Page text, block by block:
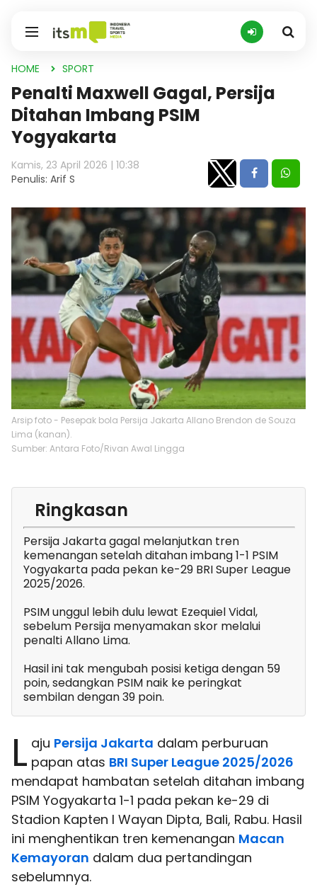
HOME SPORT
Penalti Maxwell Gagal, Persija
Ditahan Imbang PSIM
Yogyakarta
Kamis, 23 April 2026 | 10:38
Penulis: Arif S
Arsip foto - Pesepak bola Persija Jakarta Allano Brendon de Souza
Lima (kanan).
Sumber: Antara Foto/Rivan Awal Lingga
Ringkasan
Persija Jakarta gagal melanjutkan tren
kemenangan setelah ditahan imbang 1-1 PSIM
Yogyakarta pada pekan ke-29 BRI Super League
2025/2026.
PSIM unggul lebih dulu lewat Ezequiel Vidal,
sebelum Persija menyamakan skor melalui
penalti Allano Lima.
Hasil ini tak mengubah posisi ketiga dengan 59
poin, sedangkan PSIM naik ke peringkat
sembilan dengan 39 poin.
L aju Persija Jakarta dalam perburuan
papan atas BRI Super League 2025/2026
mendapat hambatan setelah ditahan imbang
PSIM Yogyakarta 1-1 pada pekan ke-29 di
Stadion Kapten I Wayan Dipta, Bali, Rabu. Hasil
ini menghentikan tren kemenangan Macan
Kemayoran dalam dua pertandingan
sebelumnya.